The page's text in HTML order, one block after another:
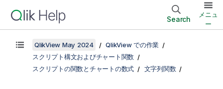
Search
メニュ
ー
QlikView May 2024
QlikView での作業
スクリプト構文およびチャート関数
スクリプトの関数とチャートの数式
文字列関数